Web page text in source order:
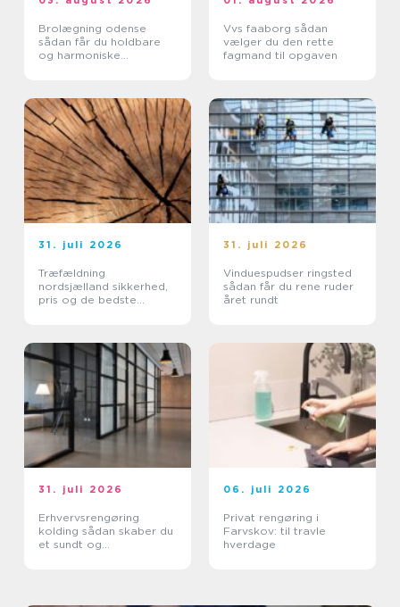
Brolægning odense
sådan får du holdbare
og harmoniske
Vvs faaborg sådan
vælger du den rette
fagmand til opgaven
31. juli 2026
Træfældning
nordsjælland sikkerhed,
pris og de bedste
31. juli 2026
Vinduespudser ringsted
sådan får du rene ruder
året rundt
31. juli 2026
Erhvervsrengøring
kolding sådan skaber du
et sundt og
06. juli 2026
Privat rengøring i
Farvskov: til travle
hverdage